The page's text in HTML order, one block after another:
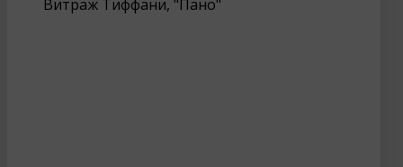
Витраж Тиффани, "Пано"